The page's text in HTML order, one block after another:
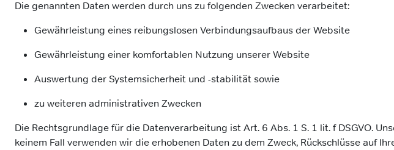
Die genannten Daten werden durch uns zu folgenden Zwecken verarbeitet:
Gewährleistung eines reibungslosen Verbindungsaufbaus der Website
Gewährleistung einer komfortablen Nutzung unserer Website
Auswertung der Systemsicherheit und -stabilität sowie
zu weiteren administrativen Zwecken
Die Rechtsgrundlage für die Datenverarbeitung ist Art. 6 Abs. 1 S. 1 lit. f DSGVO.
keinem Fall verwenden wir die erhobenen Daten zu dem Zweck, Rückschlüsse auf